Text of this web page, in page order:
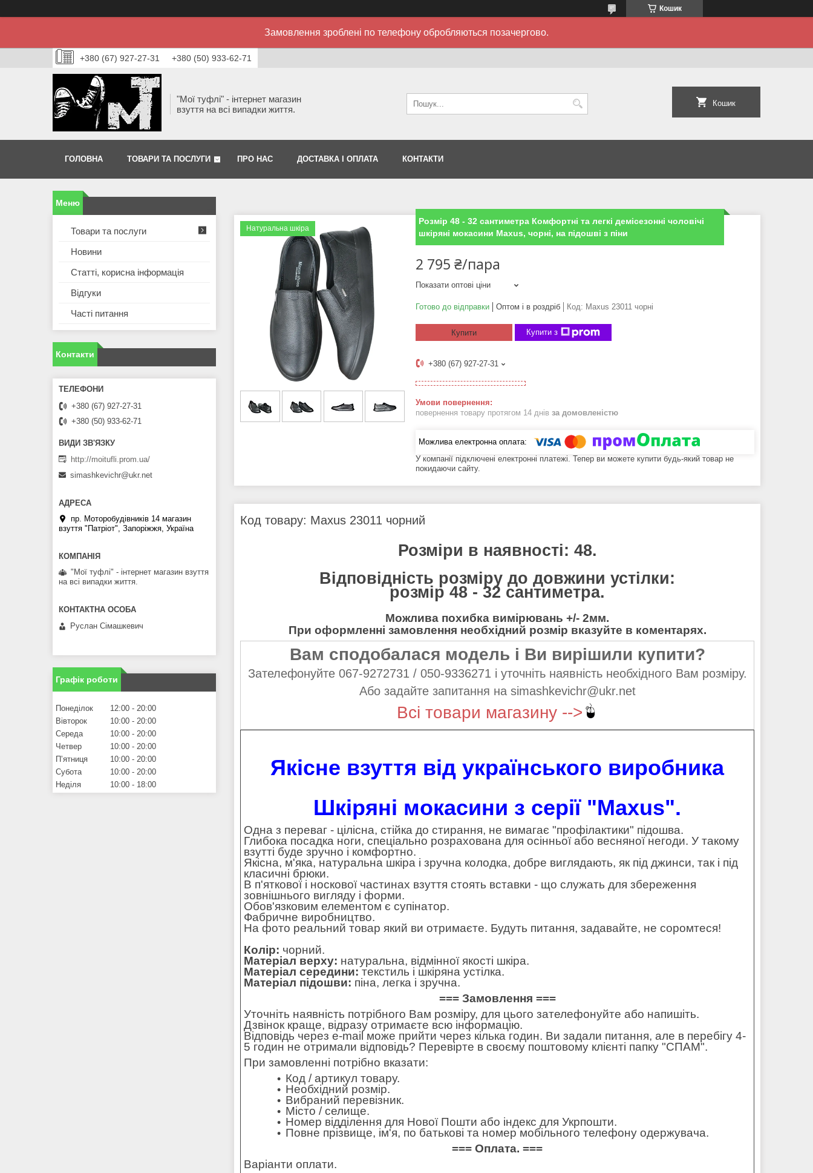
Кошик
Замовлення зроблені по телефону обробляються позачергово.
+380 (67) 927-27-31 +380 (50) 933-62-71
"Мої туфлі" - інтернет магазин
взуття на всі випадки життя.
Кошик
ГОЛОВНА ТОВАРИ ТА ПОСЛУГИ ПРО НАС ДОСТАВКА І ОПЛАТА КОНТАКТИ
Натуральна шкіра
Розмір 48 - 32 сантиметра Комфортні та легкі демісезонні чоловічі
шкіряні мокасини Maxus, чорні, на підошві з піни
2 795 ₴/пара
Показати оптові ціни
Готово до відправки Оптом і в роздріб Код: Maxus 23011 чорні
Купити Купити з
+380 (67) 927-27-31
повернення товару протягом 14 днів за домовленістю
У компанії підключені електронні платежі. Тепер ви можете купити будь-який товар не
покидаючи сайту.
Код товару: Maxus 23011 чорний
Розміри в наявності: 48.
Відповідність розміру до довжини устілки:
розмір 48 - 32 сантиметра.
Можлива похибка вимірювань +/- 2мм.
При оформленні замовлення необхідний розмір вказуйте в коментарях.
Вам сподобалася модель і Ви вирішили купити?
Зателефонуйте 067-9272731 / 050-9336271 і уточніть наявність необхідного Вам розміру.
Або задайте запитання на simashkevichr@ukr.net
Всі товари магазину -->
Якісне взуття від українського виробника
Шкіряні мокасини з серії "Maxus".
Одна з переваг - цілісна, стійка до стирання, не вимагає "профілактики" підошва.
Глибока посадка ноги, спеціально розрахована для осінньої або весняної негоди. У такому
взутті буде зручно і комфортно.
Якісна, м'яка, натуральна шкіра і зручна колодка, добре виглядають, як під джинси, так і під
класичні брюки.
В п'яткової і носкової частинах взуття стоять вставки - що служать для збереження
зовнішнього вигляду і форми.
Обов'язковим елементом є супінатор.
Фабричне виробництво.
На фото реальний товар який ви отримаєте. Будуть питання, задавайте, не соромтеся!
Колір: чорний.
Матеріал верху: натуральна, відмінної якості шкіра.
Матеріал середини: текстиль і шкіряна устілка.
Матеріал підошви: піна, легка і зручна.
=== Замовлення ===
Уточніть наявність потрібного Вам розміру, для цього зателефонуйте або напишіть.
Дзвінок краще, відразу отримаєте всю інформацію.
Відповідь через e-mail може прийти через кілька годин. Ви задали питання, але в перебігу 4-
5 годин не отримали відповідь? Перевірте в своєму поштовому клієнті папку "СПАМ".
При замовленні потрібно вказати:
Код / артикул товару.
Необхідний розмір.
Вибраний перевізник.
Місто / селище.
Номер відділення для Нової Пошти або індекс для Укрпошти.
Повне прізвище, ім'я, по батькові та номер мобільного телефону одержувача.
=== Оплата. ===
Варіанти оплати.
Товари та послуги
Новини
Статті, корисна інформація
Відгуки
Часті питання
Контакти
+380 (67) 927-27-31
+380 (50) 933-62-71
http://moitufli.prom.ua/
simashkevichr@ukr.net
пр. Моторобудівників 14 магазин
взуття "Патріот", Запоріжжя, Україна
"Мої туфлі" - інтернет магазин взуття
на всі випадки життя.
Руслан Сімашкевич
Графік роботи
Понеділок 12:00
20:00
Вівторок
10:00
20:00
Середа
10:00
20:00
Четвер
10:00
20:00
Пʼятниця
10:00
20:00
Субота
10:00
20:00
Неділя
10:00 18:00